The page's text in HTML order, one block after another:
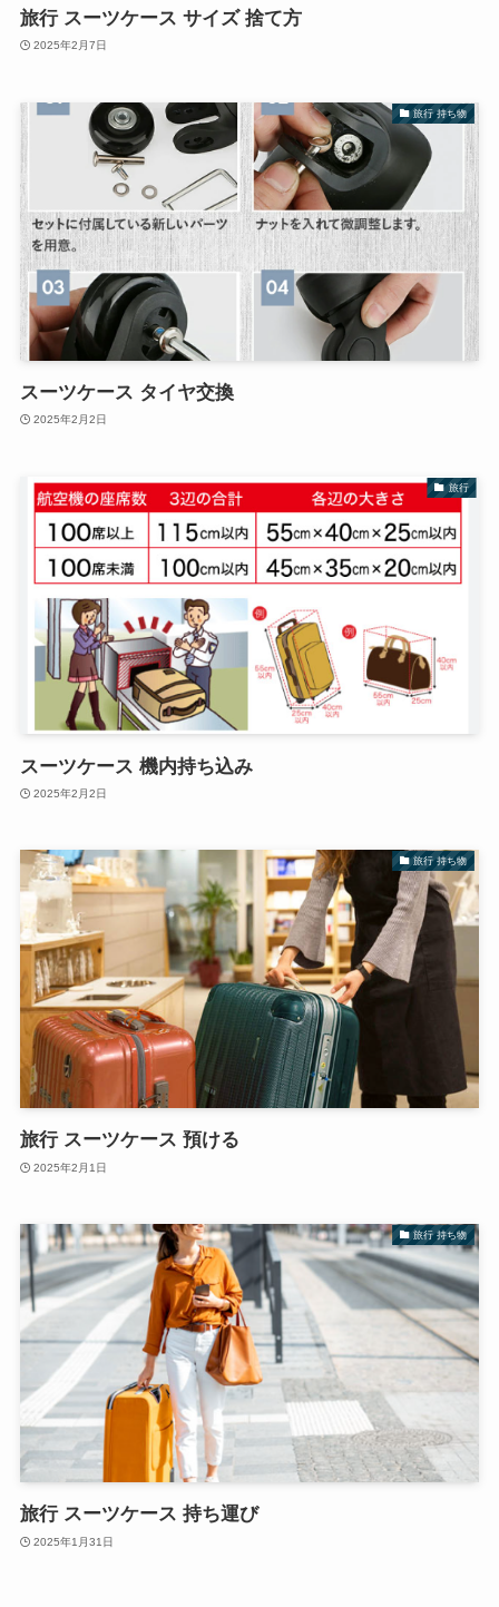
旅行 スーツケース サイズ 捨て方
2025年2月7日
旅行 持ち物
スーツケース タイヤ交換
2025年2月2日
旅行
スーツケース 機内持ち込み
2025年2月2日
旅行 持ち物
旅行 スーツケース 預ける
2025年2月1日
旅行 持ち物
旅行 スーツケース 持ち運び
2025年1月31日